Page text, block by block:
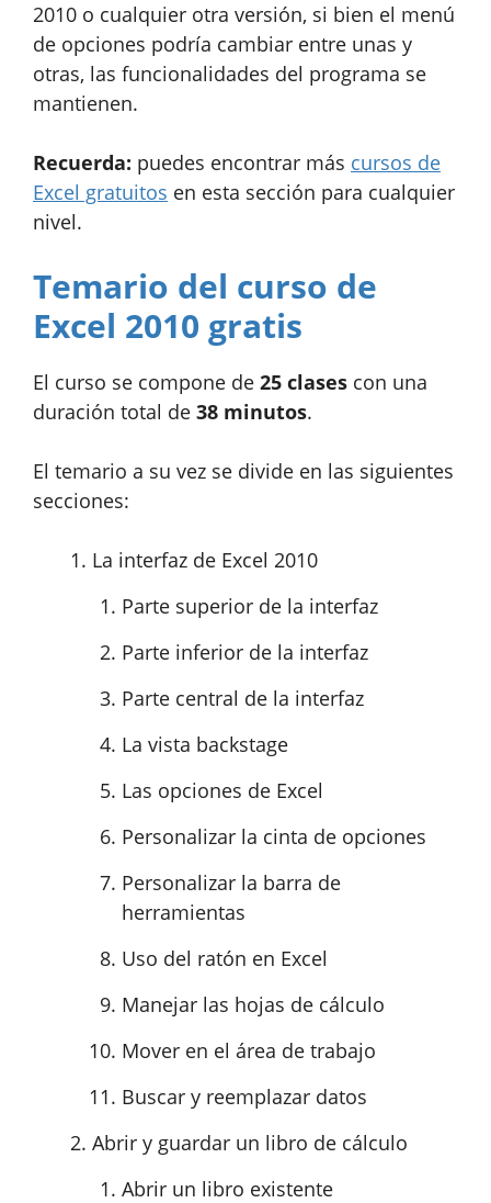
2010 o cualquier otra versión, si bien el menú
de opciones podría cambiar entre unas y
otras, las funcionalidades del programa se
mantienen.
Recuerda: puedes encontrar más cursos de
Excel gratuitos en esta sección para cualquier
nivel.
Temario del curso de
Excel 2010 gratis
El curso se compone de 25 clases con una
duración total de 38 minutos.
El temario a su vez se divide en las siguientes
secciones:
La interfaz de Excel 2010
Parte superior de la interfaz
Parte inferior de la interfaz
Parte central de la interfaz
La vista backstage
Las opciones de Excel
Personalizar la cinta de opciones
Personalizar la barra de
herramientas
Uso del ratón en Excel
Manejar las hojas de cálculo
Mover en el área de trabajo
Buscar y reemplazar datos
Abrir y guardar un libro de cálculo
Abrir un libro existente